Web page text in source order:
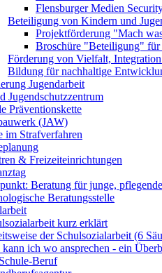
Flensburger Medien
Beteiligung von Kindern und
Projektförderung "Mach
Broschüre "Beteiligung"
Förderung von Vielfalt,
Bildung für nachhaltige
Jugendarbeit
Jugendschutzzentrum
Präventionskette
(JAW)
im Strafverfahren
& Freizeiteinrichtungen
Beratung für junge,
Beratungsstelle
kurz erklärt
der Schulsozialarbeit (6
kann ich wo ansprechen - ein
Beruf